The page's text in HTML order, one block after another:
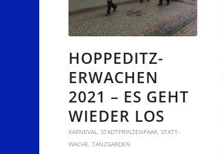
HOPPEDITZ-
ERWACHEN
2021 – ES GEHT
WIEDER LOS
KARNEVAL ,STADTPRINZENPAAR ,STATT-
WACHE ,TANZGARDEN